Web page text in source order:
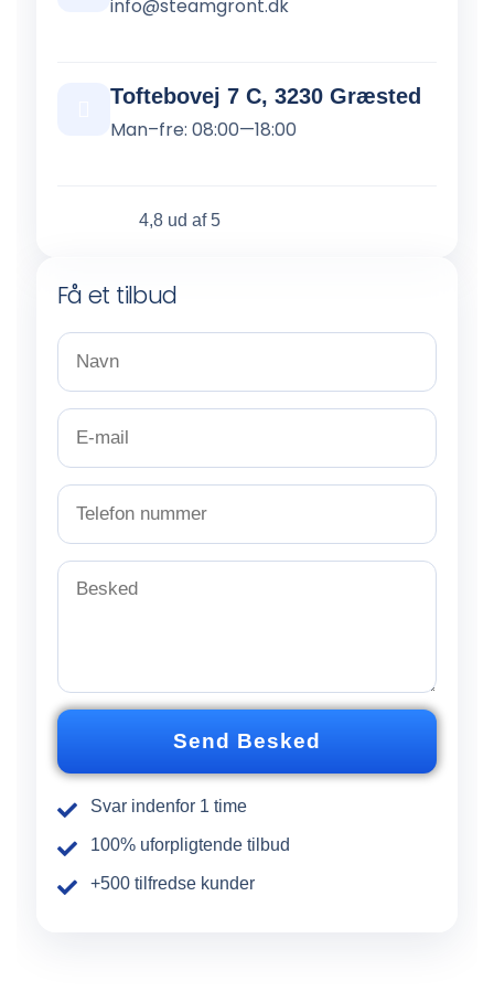
info@steamgront.dk
Toftebovej 7 C, 3230 Græsted
Man–fre: 08:00—18:00
4,8 ud af 5
Få et tilbud
N
v
n
E
m
a
l
*
T
l
e
u
m
e
B
d
*
Send Besked
Svar indenfor 1 time
100% uforpligtende tilbud
+500 tilfredse kunder